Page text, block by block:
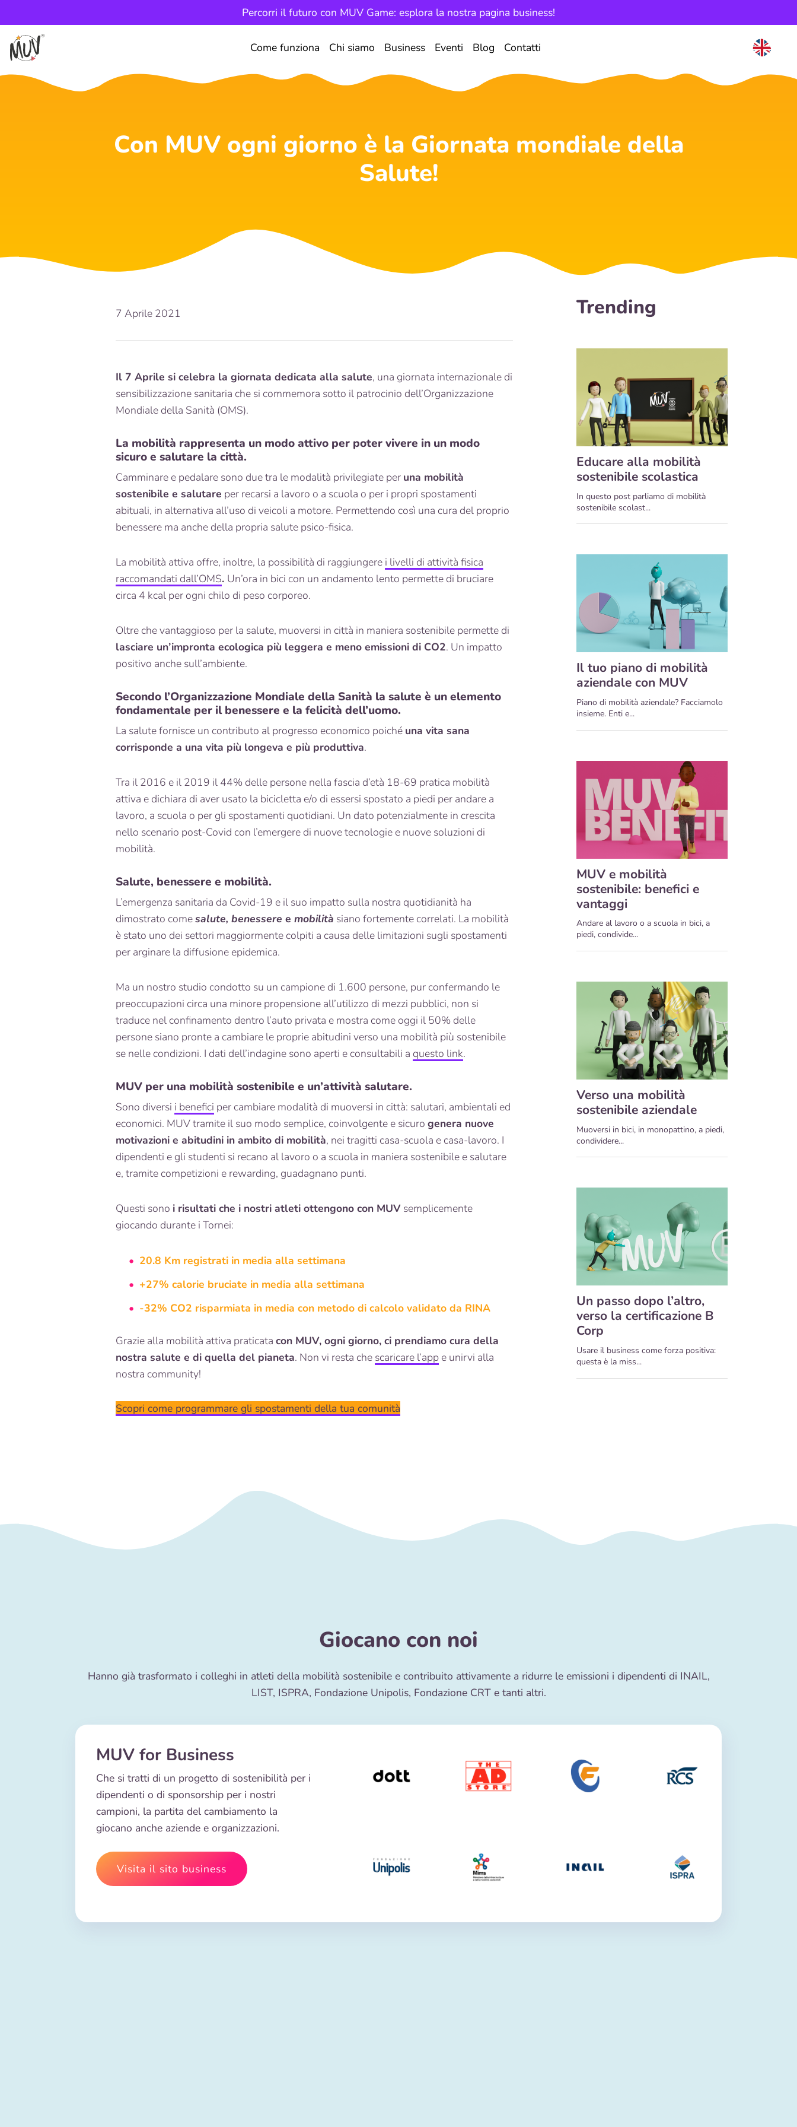
Percorri il futuro con MUV Game: esplora la nostra pagina business!
Come funziona Chi siamo Business Eventi Blog Contatti
Con MUV ogni giorno è la Giornata mondiale della
Salute!
7 Aprile 2021
Il 7 Aprile si celebra la giornata dedicata alla salute, una giornata internazionale di
sensibilizzazione sanitaria che si commemora sotto il patrocinio dell’Organizzazione
Mondiale della Sanità (OMS).
La mobilità rappresenta un modo attivo per poter vivere in un modo
sicuro e salutare la città.
Camminare e pedalare sono due tra le modalità privilegiate per una mobilità
sostenibile e salutare per recarsi a lavoro o a scuola o per i propri spostamenti
abituali, in alternativa all’uso di veicoli a motore. Permettendo così una cura del proprio
benessere ma anche della propria salute psico-fisica.
La mobilità attiva offre, inoltre, la possibilità di raggiungere i livelli di attività fisica
raccomandati dall’OMS. Un’ora in bici con un andamento lento permette di bruciare
circa 4 kcal per ogni chilo di peso corporeo.
Oltre che vantaggioso per la salute, muoversi in città in maniera sostenibile permette di
lasciare un’impronta ecologica più leggera e meno emissioni di CO2. Un impatto
positivo anche sull’ambiente.
Secondo l’Organizzazione Mondiale della Sanità la salute è un elemento
fondamentale per il benessere e la felicità dell’uomo.
La salute fornisce un contributo al progresso economico poiché una vita sana
corrisponde a una vita più longeva e più produttiva.
Tra il 2016 e il 2019 il 44% delle persone nella fascia d’età 18-69 pratica mobilità
attiva e dichiara di aver usato la bicicletta e/o di essersi spostato a piedi per andare a
lavoro, a scuola o per gli spostamenti quotidiani. Un dato potenzialmente in crescita
nello scenario post-Covid con l’emergere di nuove tecnologie e nuove soluzioni di
mobilità.
Salute, benessere e mobilità.
L’emergenza sanitaria da Covid-19 e il suo impatto sulla nostra quotidianità ha
dimostrato comesalute, benessere e mobilità siano fortemente correlati. La mobilità
è stato uno dei settori maggiormente colpiti a causa delle limitazioni sugli spostamenti
per arginare la diffusione epidemica.
Ma un nostro studio condotto su un campione di 1.600 persone, pur confermando le
preoccupazioni circa una minore propensione all’utilizzo di mezzi pubblici, non si
traduce nel confinamento dentro l’auto privata e mostra come oggi il 50% delle
persone siano pronte a cambiare le proprie abitudini verso una mobilità più sostenibile
se nelle condizioni. I dati dell’indagine sono aperti e consultabili a questo link.
MUV per una mobilità sostenibile e un’attività salutare.
Sono diversi i benefici per cambiare modalità di muoversi in città: salutari, ambientali ed
economici. MUV tramite il suo modo semplice, coinvolgente e sicuro genera nuove
motivazioni e abitudini in ambito di mobilità, nei tragitti casa-scuola e casa-lavoro. I
dipendenti e gli studenti si recano al lavoro o a scuola in maniera sostenibile e salutare
e, tramite competizioni e rewarding, guadagnano punti.
Questi sono i risultati che i nostri atleti ottengono con MUVsemplicemente
giocando durante i Tornei:
20.8 Km registrati in media alla settimana
+27% calorie bruciate in media alla settimana
-32% CO2 risparmiata in media con metodo di calcolo validato da RINA
Grazie alla mobilità attiva praticata con MUV, ogni giorno, ci prendiamo cura della
nostra salute e di quella del pianeta. Non vi resta che scaricare l’appe unirvi alla
nostra community!
Scopri come programmare gli spostamenti della tua comunità
Trending
Educare alla mobilità
sostenibile scolastica
In questo post parliamo di mobilità
sostenibile scolast...
Il tuo piano di mobilità
aziendale con MUV
Piano di mobilità aziendale? Facciamolo
insieme. Enti e...
MUV e mobilità
sostenibile: benefici e
vantaggi
Andare al lavoro o a scuola in bici, a
piedi, condivide...
Verso una mobilità
sostenibile aziendale
Muoversi in bici, in monopattino, a piedi,
condividere...
Un passo dopo l’altro,
verso la certificazione B
Corp
Usare il business come forza positiva:
questa è la miss...
Giocano con noi
Hanno già trasformato i colleghi in atleti della mobilità sostenibile e contribuito attivamente a ridurre le emissioni i dipendenti di INAIL,
LIST, ISPRA, Fondazione Unipolis, Fondazione CRT e tanti altri.
MUV for Business
Che si tratti di un progetto di sostenibilità per i
dipendenti o di sponsorship per i nostri
campioni, la partita del cambiamento la
giocano anche aziende e organizzazioni.
Visita il sito business